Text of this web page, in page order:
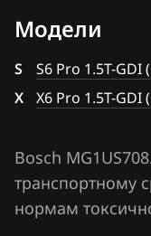
BAIC
BAW
Bentley
BMW
Brilliance
BYD
X6 Pro 1.5T-GDI
Модели
S
S6 Pro 1.5T-GDI
X
X6 Pro 1.5T-GDI
Bosch
транспортному
нормам